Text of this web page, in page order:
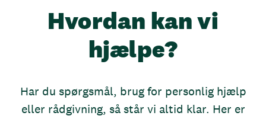
Hvordan kan vi
hjælpe?
Har du spørgsmål, brug for personlig hjælp
eller rådgivning, så står vi altid klar. Her er